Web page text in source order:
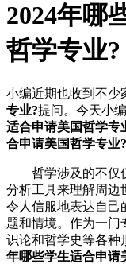
2024年哪
哲学专业?
小编近期也收到不少
专业?提问。今天小
适合申请美国哲学专
合申请美国哲学专业?
哲学涉及的不仅仅
分析工具来理解周边
令人信服地表达自己
题和情境。作为一门
识论和哲学史等各种
年哪些学生适合申请